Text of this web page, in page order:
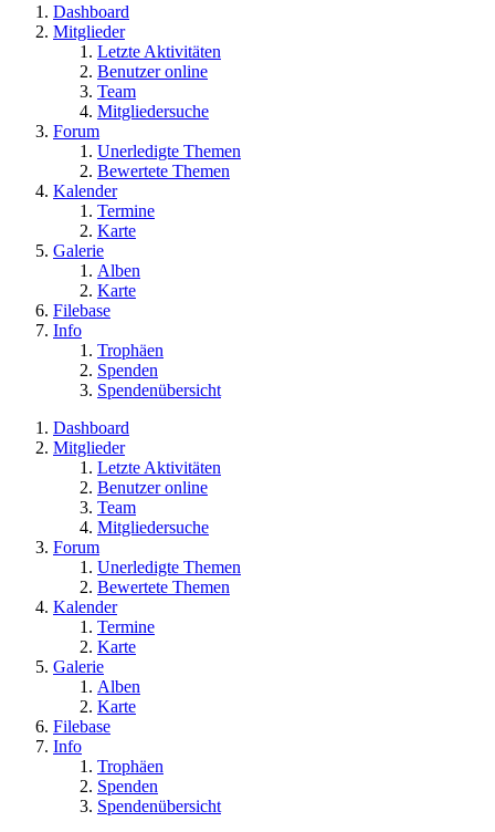
Dashboard
Mitglieder
Letzte Aktivitäten
Benutzer online
Team
Mitgliedersuche
Forum
Unerledigte Themen
Bewertete Themen
Kalender
Termine
Karte
Galerie
Alben
Karte
Filebase
Info
Trophäen
Spenden
Spendenübersicht
Dashboard
Mitglieder
Letzte Aktivitäten
Benutzer online
Team
Mitgliedersuche
Forum
Unerledigte Themen
Bewertete Themen
Kalender
Termine
Karte
Galerie
Alben
Karte
Filebase
Info
Trophäen
Spenden
Spendenübersicht